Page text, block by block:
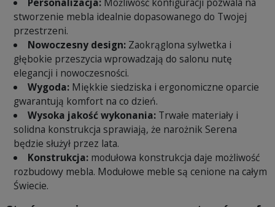
stworzenie mebla idealnie dopasowanego do Twojej
przestrzeni.
Nowoczesny design:Zaokrąglona sylwetka i
głębokie przeszycia wprowadzają do salonu nutę
elegancji i nowoczesności.
Wygoda:Miękkie siedziska i ergonomiczne oparcie
gwarantują komfort na co dzień.
Wysoka jakość wykonania:Trwałe materiały i
solidna konstrukcja sprawiają, że narożnik Serena
będzie służył przez lata.
Konstrukcja:modułowa konstrukcja daje możliwość
rozbudowy mebla. Modułowe meble są cenione na całym
Świecie.